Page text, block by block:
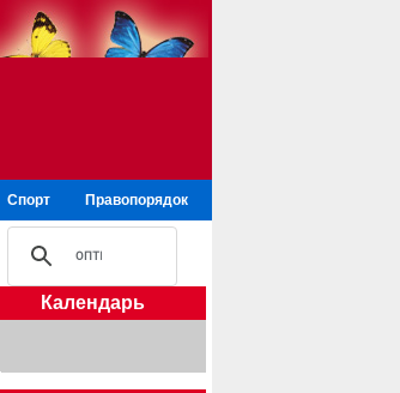
Спорт Правопорядок
Календарь